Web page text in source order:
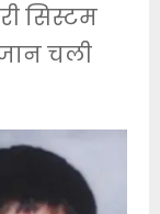
सिस्टम
चली